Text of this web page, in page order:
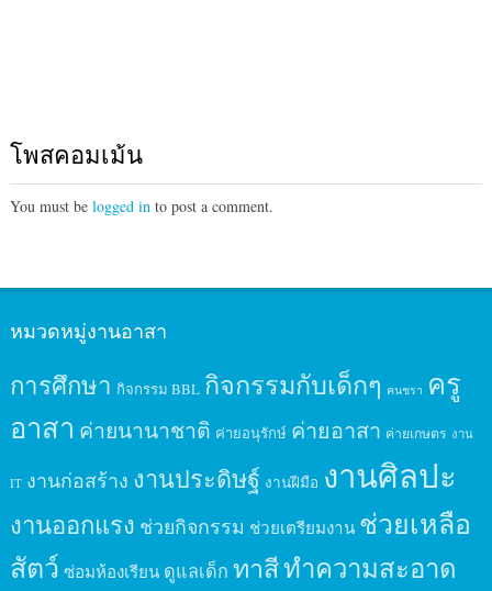
โพสคอมเม้น
You must be logged into post a comment.
หมวดหมู่งานอาสา
การศึกษา กิจกรรม BBL กิจกรรมกับเด็กๆ คนชรา ครู
อาสา ค่ายนานาชาติ ค่ายอนุรักษ์ ค่ายอาสา ค่ายเกษตร งาน
IT งานก่อสร้าง งานประดิษฐ์ งานฝีมือ งานศิลปะ
งานออกแรง ช่วยกิจกรรม ช่วยเตรียมงาน ช่วยเหลือ
สัตว์ ซ่อมห้องเรียน ดูแลเด็ก ทาสีทำความสะอาด